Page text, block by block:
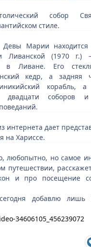
собор
стиле.
Девы Марии находится
Ливанской (1970 г.)
в Ливане. Его
кедр, а задняя
корабль, а
двадцати соборов
интернета дает
на Хариссе.
любопытно, но самое
путешествии,
и про посещение
добавлю лишь
34606105_456239072